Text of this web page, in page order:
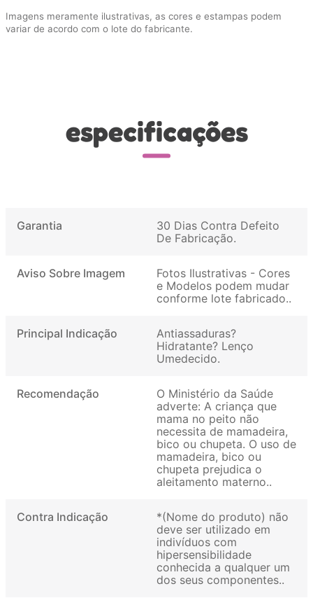
Imagens meramente ilustrativas, as cores e estampas podem
variar de acordo com o lote do fabricante.
especificações
Garantia
30 Dias Contra Defeito
De Fabricação
Aviso Sobre Imagem
Fotos Ilustrativas - Cores
e Modelos podem mudar
conforme lote fabricado.
Principal Indicação
Antiassaduras?
Hidratante? Lenço
Umedecido
Recomendação
O Ministério da Saúde
adverte: A criança que
mama no peito não
necessita de mamadeira,
bico ou chupeta. O uso de
mamadeira, bico ou
chupeta prejudica o
aleitamento materno.
Contra Indicação
*(Nome do produto) não
deve ser utilizado em
indivíduos com
hipersensibilidade
conhecida a qualquer um
dos seus componentes.